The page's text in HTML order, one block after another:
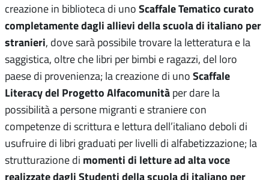
creazione in biblioteca di uno Scaffale Tematico curato
completamente dagli allievi della scuola di italiano per
stranieri, dove sarà possibile trovare la letteratura e la
saggistica, oltre che libri per bimbi e ragazzi, del loro
paese di provenienza; la creazione di uno Scaffale
Literacy del Progetto Alfacomunità per dare la
possibilità a persone migranti e straniere con
competenze di scrittura e lettura dell’italiano deboli di
usufruire di libri graduati per livelli di alfabetizzazione; la
strutturazione di momenti di letture ad alta voce
realizzate dagli Studenti della scuola di italiano per